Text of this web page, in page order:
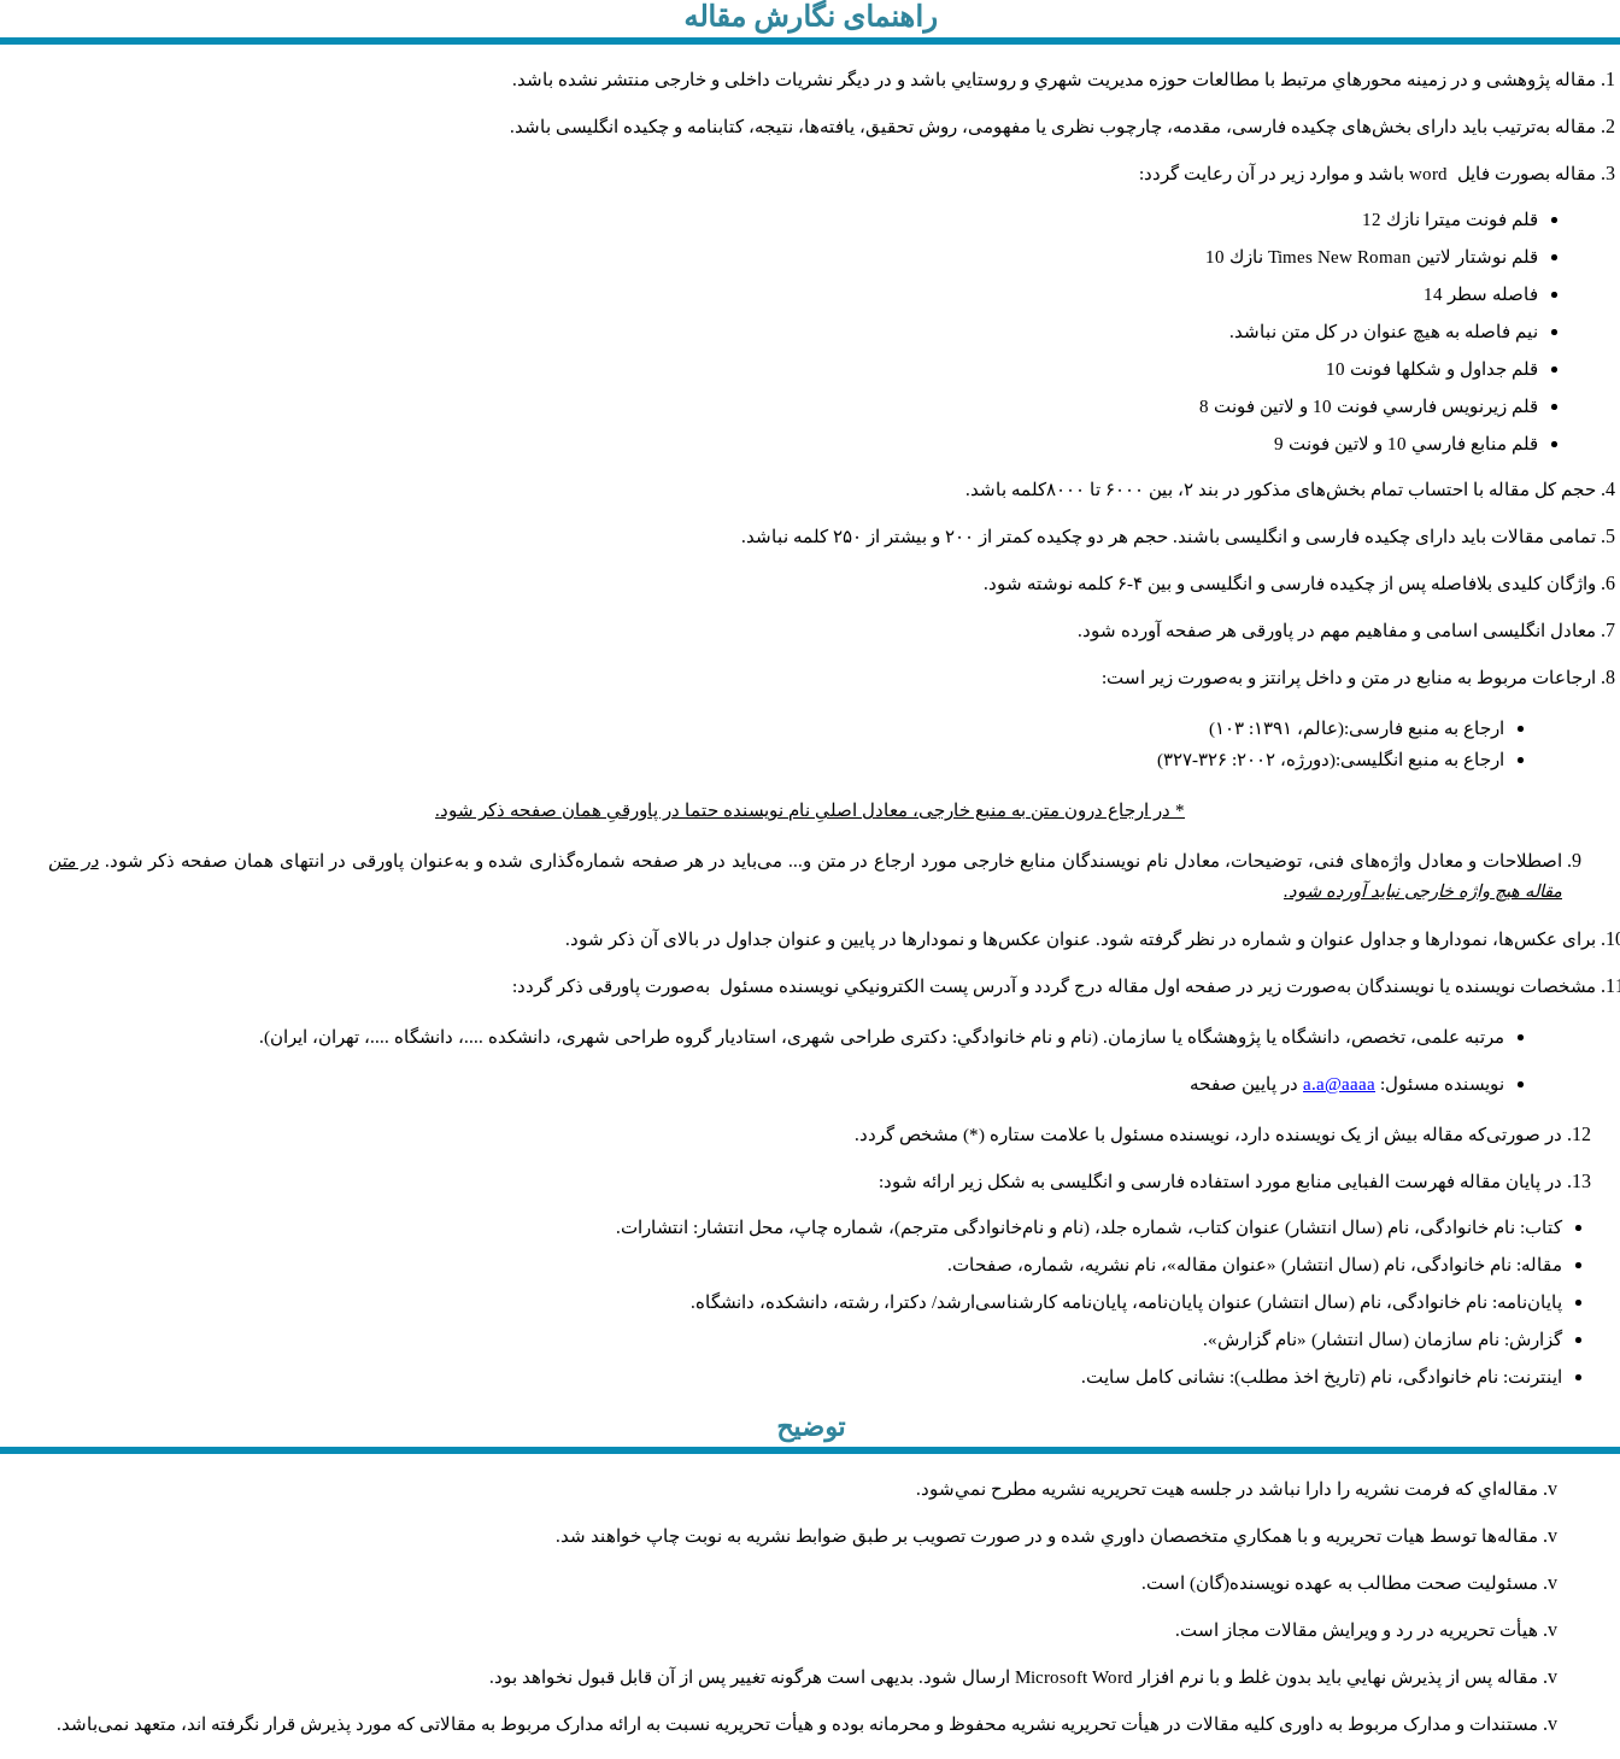
راهنمای نگارش مقاله
مقاله پژوهشی و در زمینه محورهاي مرتبط با مطالعات حوزه مديريت شهري و روستايي باشد و در دیگر نشریات داخلی و خارجی منتشر نشده باشد.
مقاله به‌ترتیب باید دارای بخش‌های چکیده فارسی، مقدمه، چارچوب نظری یا مفهومی، روش تحقیق، یافته‌ها، نتیجه، کتابنامه و چکیده انگلیسی باشد.
مقاله بصورت فايل word باشد و موارد زير در آن رعايت گردد:
قلم فونت ميترا نازك 12
قلم نوشتار لاتين Times New Roman نازك 10
فاصله سطر 14
نيم فاصله به هيچ عنوان در كل متن نباشد.
قلم جداول و شكلها فونت 10
قلم زيرنويس فارسي فونت 10 و لاتين فونت 8
قلم منابع فارسي 10 و لاتين فونت 9
حجم کل مقاله با احتساب تمام بخش‌های مذکور در بند ۲، بین ۶۰۰۰ تا ۸۰۰۰کلمه باشد.
تمامی مقالات باید دارای چکیده فارسی و انگلیسی باشند. حجم هر دو چکیده کمتر از ۲۰۰ و بیشتر از ۲۵۰ کلمه نباشد.
واژگان کلیدی بلافاصله پس از چکیده فارسی و انگلیسی و بین ۴-۶ کلمه نوشته شود.
معادل انگلیسی اسامی و مفاهیم مهم در پاورقی هر صفحه آورده شود.
ارجاعات مربوط به منابع در متن و داخل پرانتز و به‌صورت زیر است:
ارجاع به منبع فارسی:(عالم، ۱۳۹۱: ۱۰۳)
ارجاع به منبع انگلیسی:(دورژه، ۲۰۰۲: ۳۲۶-۳۲۷)
* در ارجاع درون متن به منبع خارجی، معادل اصلیِ نام نویسنده حتما در پاورقیِ همان صفحه ذکر شود.
اصطلاحات و معادل واژه‌های فنی، توضیحات، معادل نام نویسندگان منابع خارجی مورد ارجاع در متن و... می‌باید در هر صفحه شماره‌گذاری شده و به‌عنوان پاورقی در انتهای همان صفحه ذکر شود. در متن
مقاله هیچ واژه خارجی نباید آورده شود.
برای عکس‌ها، نمودارها و جداول عنوان و شماره در نظر گرفته شود. عنوان عکس‌ها و نمودارها در پایین و عنوان جداول در بالای آن ذکر شود.
مشخصات نویسنده یا نویسندگان به‌صورت زیر در صفحه اول مقاله درج گردد و آدرس پست الكترونيكي نويسنده مسئول به‌صورت پاورقی ذکر گردد:
مرتبه علمی، تخصص، دانشگاه یا پژوهشگاه یا سازمان. (نام و نام خانوادگي: دکتری طراحی شهری، استادیار گروه طراحی شهری، دانشکده ....، دانشگاه ....، تهران، ایران).
نويسنده مسئول: a.a@aaaa در پايين صفحه
در صورتی‌که مقاله بیش از یک نویسنده دارد، نویسنده مسئول با علامت ستاره (*) مشخص گردد.
در پایان مقاله فهرست الفبایی منابع مورد استفاده فارسی و انگلیسی به شکل زیر ارائه شود:
کتاب: نام خانوادگی، نام (سال انتشار) عنوان کتاب، شماره جلد، (نام و نام‌خانوادگی مترجم)، شماره چاپ، محل انتشار: انتشارات.
مقاله: نام خانوادگی، نام (سال انتشار) «عنوان مقاله»، نام نشریه، شماره، صفحات.
پایان‌نامه: نام خانوادگی، نام (سال انتشار) عنوان پایان‌نامه، پایان‌نامه کارشناسی‌ارشد/ دکترا، رشته، دانشکده، دانشگاه.
گزارش: نام سازمان (سال انتشار) «نام گزارش».
اینترنت: نام خانوادگی، نام (تاریخ اخذ مطلب): نشانی کامل سایت.
توضیح
مقاله‌اي كه فرمت نشريه را دارا نباشد در جلسه هيت تحريريه نشريه مطرح نمي‌شود.
مقاله‌ها توسط هیات تحريريه و با همکاري متخصصان داوري شده و در صورت تصويب بر طبق ضوابط نشريه به نوبت چاپ خواهند شد.
مسئوليت صحت مطالب به عهده نويسنده(گان) است.
هيأت تحريريه در رد و ويرايش مقالات مجاز است.
مقاله پس از پذيرش نهايي باید بدون غلط و با نرم افزار Microsoft Word ارسال شود. بدیهی است هرگونه تغییر پس از آن قابل قبول نخواهد بود.
مستندات و مدارک مربوط به داوری کلیه مقالات در هیأت تحریریه نشریه محفوظ و محرمانه بوده و هیأت تحریریه نسبت به ارائه مدارک مربوط به مقالاتی که مورد پذیرش قرار نگرفته اند، متعهد نمی‌باشد.